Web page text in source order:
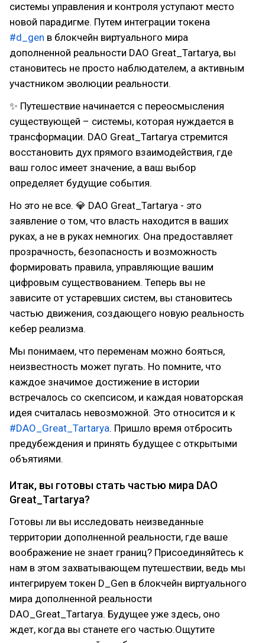
системы управления и контроля уступают место
новой парадигме. Путем интеграции токена
#d_gen в блокчейн виртуального мира
дополненной реальности DAO Great_Tartaryа, вы
становитесь не просто наблюдателем, а активным
участником эволюции реальности.
✨ Путешествие начинается с переосмысления
существующей – системы, которая нуждается в
трансформации. DAO Great_Tartaryа стремится
восстановить дух прямого взаимодействия, где
ваш голос имеет значение, а ваш выбор
определяет будущие события.
Но это не все. 💎 DAO Great_Tartaryа - это
заявление о том, что власть находится в ваших
руках, а не в руках немногих. Она предоставляет
прозрачность, безопасность и возможность
формировать правила, управляющие вашим
цифровым существованием. Теперь вы не
зависите от устаревших систем, вы становитесь
частью движения, создающего новую реальность
кебер реализма.
Мы понимаем, что переменам можно бояться,
неизвестность может пугать. Но помните, что
каждое значимое достижение в истории
встречалось со скепсисом, и каждая новаторская
идея считалась невозможной. Это относится и к
#DAO_Great_Tartaryа. Пришло время отбросить
предубеждения и принять будущее с открытыми
объятиями.
Итак, вы готовы стать частью мира DAO
Great_Tartaryа?
Готовы ли вы исследовать неизведанные
территории дополненной реальности, где ваше
воображение не знает границ? Присоединяйтесь к
нам в этом захватывающем путешествии, ведь мы
интегрируем токен D_Gen в блокчейн виртуального
мира дополненной реальности
DAO_Great_Tartaryа. Будущее уже здесь, оно
ждет, когда вы станете его частью.Ощутите